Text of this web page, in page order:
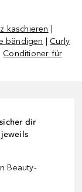
kaschieren
bändigen
Curly
Conditioner für
dir
Beauty-